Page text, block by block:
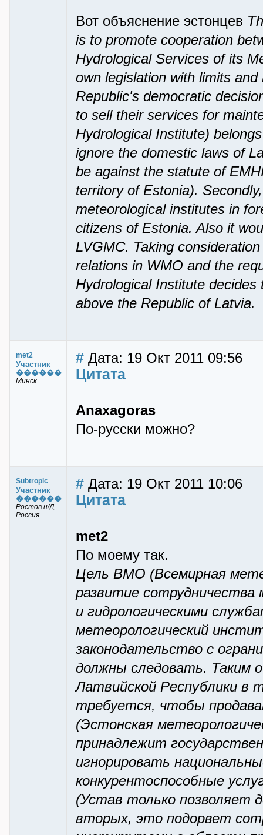
Вот объяснение эстонцев
is to promote cooperation
Hydrological Services of its
own legislation with limits
Republic's democratic
to sell their services for
Hydrological Institute)
ignore the domestic laws of
be against the statute of
territory of Estonia).
meteorological institutes in
citizens of Estonia. Also it
LVGMC. Taking
relations in WMO and the
Hydrological Institute
above the Republic of Latvia.
met2
Участник
������
Минск
# Дата: 19 Окт 2011 09:56
Цитата
Anaxagoras
По-русски можно?
Subtropic
Участник
������
Ростов н/Д,
Россия
# Дата: 19 Окт 2011 10:06
Цитата
met2
По моему так.
Цель ВМО (Всемирная
развитие сотрудничества
и гидрологическими
метеорологический
законодательство с
должны следовать. Таким
Латвийской Республики в
требуется, чтобы
(Эстонская
принадлежит
игнорировать
конкурентоспособные
(Устав только позволяет
вторых, это подорвет